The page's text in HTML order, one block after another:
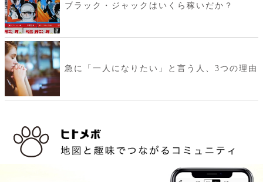
ブラック・ジャックはいくら稼いだか？
急に「一人になりたい」と言う人、3つの理由